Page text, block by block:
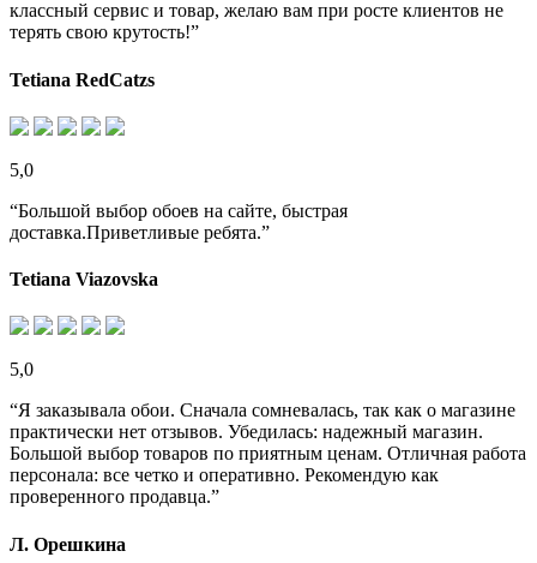
классный сервис и товар, желаю вам при росте клиентов не
терять свою крутость!”
Tetiana RedCatzs
5,0
“Большой выбор обоев на сайте, быстрая
доставка.Приветливые ребята.”
Tetiana Viazovska
5,0
“Я заказывала обои. Сначала сомневалась, так как о магазине
практически нет отзывов. Убедилась: надежный магазин.
Большой выбор товаров по приятным ценам. Отличная работа
персонала: все четко и оперативно. Рекомендую как
проверенного продавца.”
Л. Орешкина